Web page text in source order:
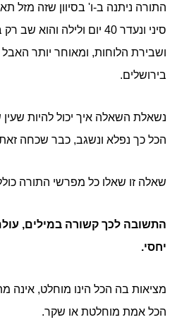
התורה ניתנה ב-ו' בסיוון שזה מזל
סיני ונעדר 40 יום ולילה
ושבירת הלוחות, ומאוחר יותר
בירושלים.
נשאלת השאלה איך יכול להיות
הכל כך נפלא ונשגב, כבר שכחה זאת תוך
שאלה זו שאלו כל מפרשי התורה
התשובה לכך קשורה במילים,
יחסי.
מציאות בה הכל הינו מוחלט, אינה
הכל אמת מוחלטת או שקר.